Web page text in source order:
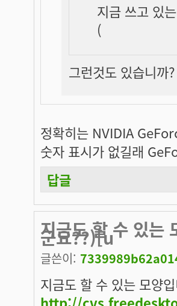
지금 쓰고 있
(
그런것도 있습니
정확히는 NVIDIA
숫자 표시가 없길래
답글
지금도 할 수 있는
군요??)[u
글쓴이:
지금도 할 수 있는 모양